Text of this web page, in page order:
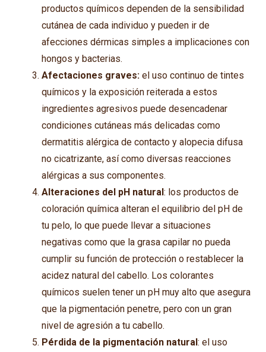
productos químicos dependen de la sensibilidad
cutánea de cada individuo y pueden ir de
afecciones dérmicas simples a implicaciones con
hongos y bacterias.
Afectaciones graves: el uso continuo de tintes
químicos y la exposición reiterada a estos
ingredientes agresivos puede desencadenar
condiciones cutáneas más delicadas como
dermatitis alérgica de contacto y alopecia difusa
no cicatrizante, así como diversas reacciones
alérgicas a sus componentes.
Alteraciones del pH natural: los productos de
coloración química alteran el equilibrio del pH de
tu pelo, lo que puede llevar a situaciones
negativas como que la grasa capilar no pueda
cumplir su función de protección o restablecer la
acidez natural del cabello. Los colorantes
químicos suelen tener un pH muy alto que asegura
que la pigmentación penetre, pero con un gran
nivel de agresión a tu cabello.
Pérdida de la pigmentación natural: el uso